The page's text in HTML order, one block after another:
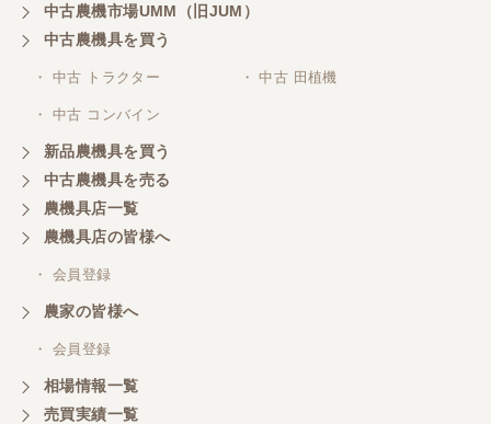
三重県／山本
対応ありがとうございました。
三重県／山本
共立シュレッターを受け取りました。 状態は問題な
く、エンジンも調子がよさそうです。 ありがとうご
ざいました。
三重県／
嫌な顔をせずに一生懸命頑張ってくれる中山さんに
感謝しています。ここで3台買いましたが、これから
もよろしくお願いしたいです。
中古農機市場UMM（旧JUM）
中古農機具を買う
・ 中古 トラクター ・ 中古 田植機
・ 中古 コンバイン
新品農機具を買う
中古農機具を売る
農機具店一覧
農機具店の皆様へ
・ 会員登録
農家の皆様へ
・ 会員登録
相場情報一覧
売買実績一覧